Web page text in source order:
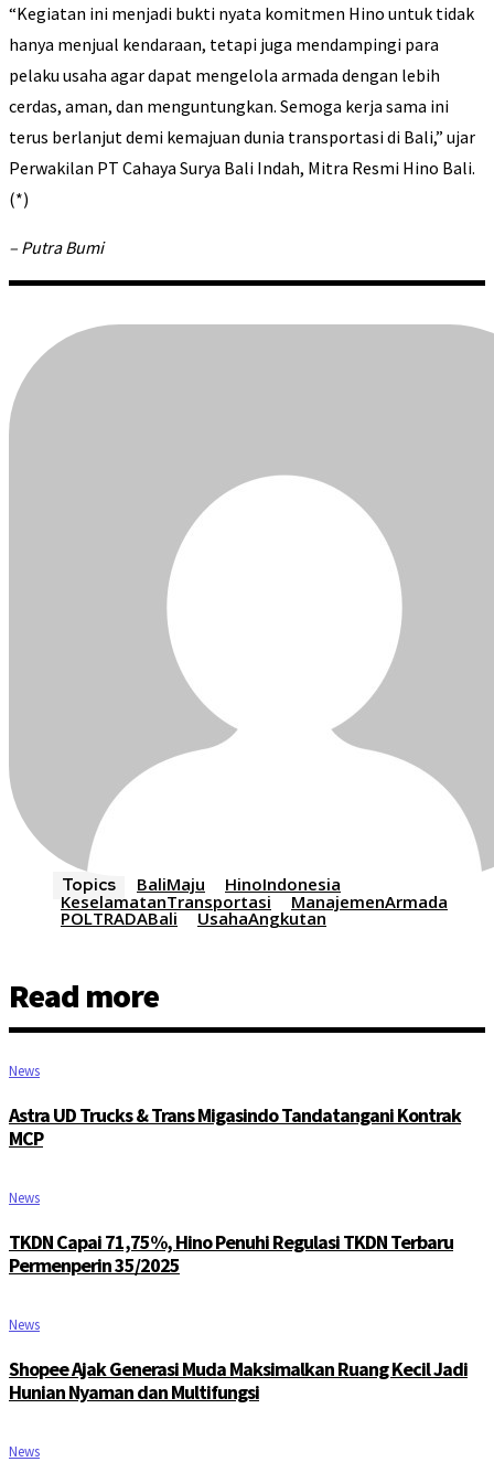
“Kegiatan ini menjadi bukti nyata komitmen Hino untuk tidak
hanya menjual kendaraan, tetapi juga mendampingi para
pelaku usaha agar dapat mengelola armada dengan lebih
cerdas, aman, dan menguntungkan. Semoga kerja sama ini
terus berlanjut demi kemajuan dunia transportasi di Bali,” ujar
Perwakilan PT Cahaya Surya Bali Indah, Mitra Resmi Hino Bali.
(*)
– Putra Bumi
Topics BaliMaju
HinoIndonesia
KeselamatanTransportasi
ManajemenArmada
POLTRADABali UsahaAngkutan
Read more
News
Astra UD Trucks & Trans Migasindo Tandatangani Kontrak
MCP
News
TKDN Capai 71,75%, Hino Penuhi Regulasi TKDN Terbaru
Permenperin 35/2025
News
Shopee Ajak Generasi Muda Maksimalkan Ruang Kecil Jadi
Hunian Nyaman dan Multifungsi
News